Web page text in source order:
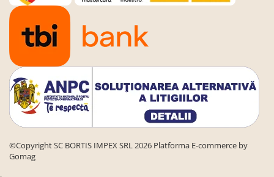
©Copyright SC BORTIS IMPEX SRL 2026 Platforma E-commerce by
Gomag